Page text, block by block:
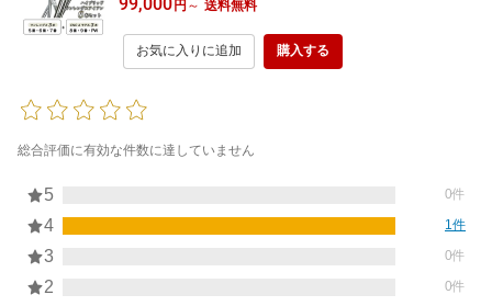
GTH IRON-A CNC Aモデル NS製シャフト ルール適合 ミド
ルアイアン感覚 ロング番手 ミドル番手
円 ～ 送料無料
お気に入りに追加 購入する
総合評価に有効な件数に達していません
5 0件
4 1件
3 0件
2 0件